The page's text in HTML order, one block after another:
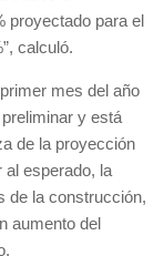
proyectado para el
calculó.
mes del año
y está
de la proyección
al esperado, la
de la construcción,
aumento del